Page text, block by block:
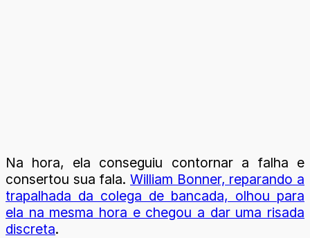
Na hora, ela conseguiu contornar a falha e
consertou sua fala. William Bonner, reparando a
trapalhada da colega de bancada, olhou para
ela na mesma hora e chegou a dar uma risada
discreta.